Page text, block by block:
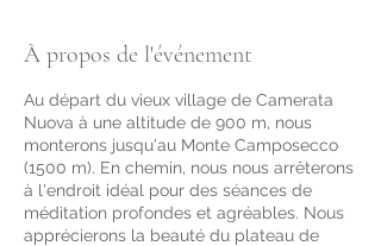
À propos de l'événement
Au départ du vieux village de Camerata
Nuova à une altitude de 900 m, nous
monterons jusqu'au Monte Camposecco
(1500 m). En chemin, nous nous arrêterons
à l'endroit idéal pour des séances de
méditation profondes et agréables. Nous
apprécierons la beauté du plateau de